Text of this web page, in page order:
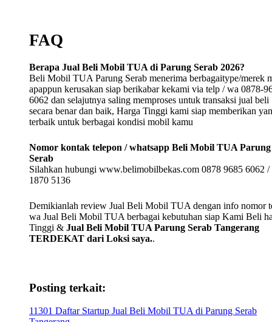
FAQ
Berapa Jual Beli Mobil TUA di Parung Serab 2026?
Beli Mobil TUA Parung Serab menerima berbagaitype/merek
apappun kerusakan siap berikabar kekami via telp / wa 0878-
6062 dan selajutnya saling memproses untuk transaksi jual beli
secara benar dan baik, Harga Tinggi kami siap memberikan
terbaik untuk berbagai kondisi mobil kamu
Nomor kontak telepon / whatsapp Beli Mobil TUA Parung
Serab
Silahkan hubungi www.belimobilbekas.com 0878 9685 6062 /
1870 5136
Demikianlah review Jual Beli Mobil TUA dengan info nomor
wa Jual Beli Mobil TUA berbagai kebutuhan siap Kami Beli
Tinggi & Jual Beli Mobil TUA Parung Serab Tangerang
TERDEKAT dari Loksi saya..
Posting terkait:
11301 Daftar Startup Jual Beli Mobil TUA di Parung Serab